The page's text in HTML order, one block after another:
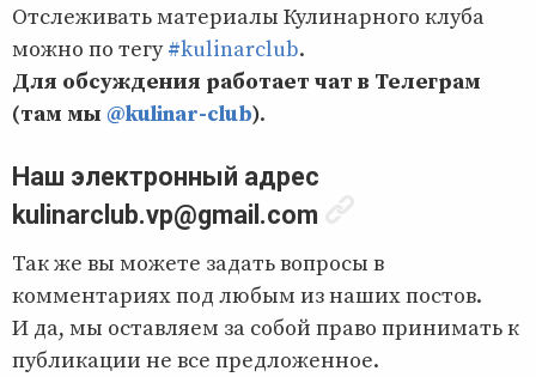
Отслеживать материалы Кулинарного клуба
можно по тегу#kulinarclub.
Для обсуждения работает чат в Телеграм
(там мы @kulinar-club).
Наш электронный адрес
kulinarclub.vp@gmail.com
Так же вы можете задать вопросы в
комментариях под любым из наших постов.
И да, мы оставляем за собой право принимать к
публикации не все предложенное.